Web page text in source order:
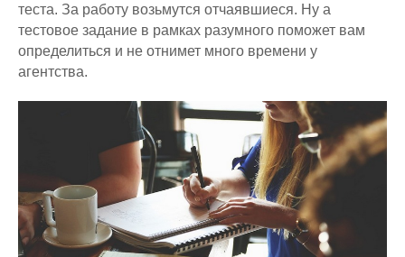
теста. За работу возьмутся отчаявшиеся. Ну а
тестовое задание в рамках разумного поможет вам
определиться и не отнимет много времени у
агентства.